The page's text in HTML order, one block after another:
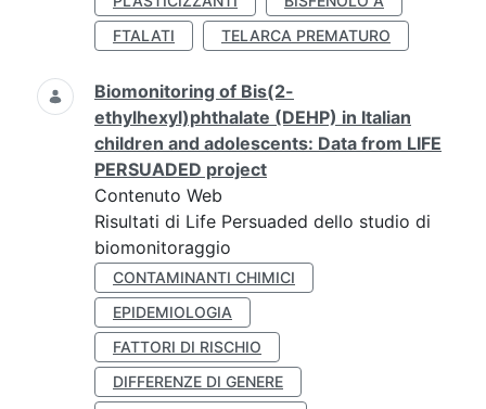
FTALATI
TELARCA PREMATURO
Biomonitoring of Bis(2-
ethylhexyl)phthalate (DEHP) in Italian
children and adolescents: Data from LIFE
PERSUADED project
Contenuto Web
Risultati di Life Persuaded dello studio di
biomonitoraggio
CONTAMINANTI CHIMICI
EPIDEMIOLOGIA
FATTORI DI RISCHIO
DIFFERENZE DI GENERE